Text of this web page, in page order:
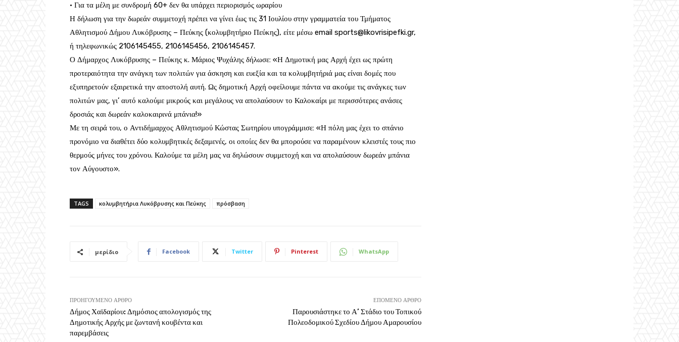
• Για τα μέλη με συνδρομή 60+ δεν θα υπάρχει περιορισμός ωραρίου
Η δήλωση για την δωρεάν συμμετοχή πρέπει να γίνει έως τις 31 Ιουλίου στην γραμματεία του Τμήματος
Αθλητισμού Δήμου Λυκόβρυσης – Πεύκης (κολυμβητήριο Πεύκης), είτε μέσω email sports@likovrisipefki.gr,
ή τηλεφωνικώς 2106145455, 2106145456, 2106145457.
Ο Δήμαρχος Λυκόβρυσης – Πεύκης κ. Μάριος Ψυχάλης δήλωσε: «Η Δημοτική μας Αρχή έχει ως πρώτη
προτεραιότητα την ανάγκη των πολιτών για άσκηση και ευεξία και τα κολυμβητήριά μας είναι δομές που
εξυπηρετούν εξαιρετικά την αποστολή αυτή. Ως δημοτική Αρχή οφείλουμε πάντα να ακούμε τις ανάγκες των
πολιτών μας, γι’ αυτό καλούμε μικρούς και μεγάλους να απολαύσουν το Καλοκαίρι με περισσότερες ανάσες
δροσιάς και δωρεάν καλοκαιρινά μπάνια!»
Με τη σειρά του, ο Αντιδήμαρχος Αθλητισμού Κώστας Σωτηρίου υπογράμμισε: «Η πόλη μας έχει το σπάνιο
προνόμιο να διαθέτει δύο κολυμβητικές δεξαμενές, οι οποίες δεν θα μπορούσε να παραμένουν κλειστές τους πιο
θερμούς μήνες του χρόνου. Καλούμε τα μέλη μας να δηλώσουν συμμετοχή και να απολαύσουν δωρεάν μπάνια
τον Αύγουστο».
TAGS κολυμβητήρια Λυκόβρυσης και Πεύκης πρόσβαση
μερίδιο Facebook Twitter Pinterest WhatsApp
ΠΡΟΗΓΟΎΜΕΝΟ ΆΡΘΡΟ
Δήμος Χαϊδαρίου: Δημόσιος απολογισμός της
Δημοτικής Αρχής με ζωντανή κουβέντα και
παρεμβάσεις
ΕΠΌΜΕΝΟ ΆΡΘΡΟ
Παρουσιάστηκε το Α’ Στάδιο του Τοπικού
Πολεοδομικού Σχεδίου Δήμου Αμαρουσίου